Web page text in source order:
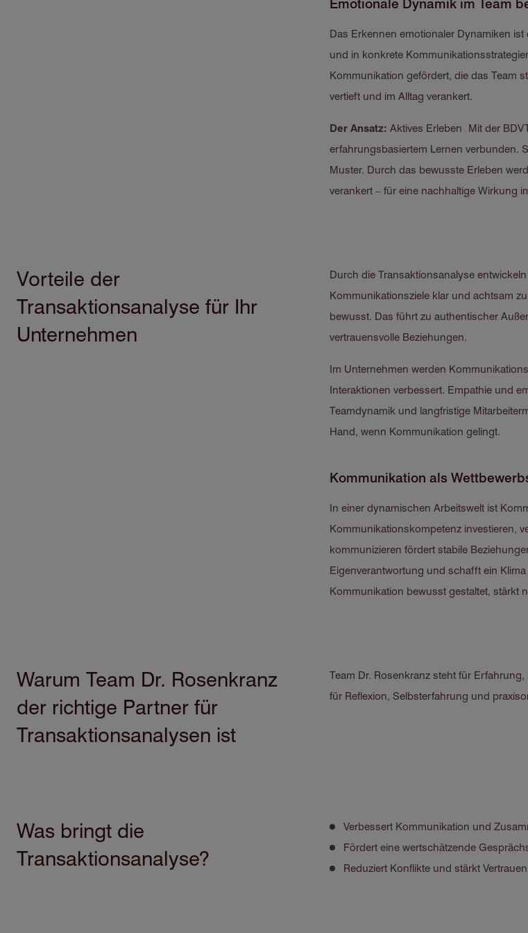
Das Erkennen emotionaler Dynamiken
und in konkrete
Kommunikation gefördert, die das Team
vertieft und im Alltag verankert.
Der Ansatz: Aktives Erleben Mit der
erfahrungsbasiertem Lernen verbunden.
Muster. Durch das bewusste Erleben
verankert – für eine nachhaltige Wirkung
Vorteile der
Transaktionsanalyse für Ihr
Unternehmen
Durch die Transaktionsanalyse
Kommunikationsziele klar und achtsam
bewusst. Das führt zu authentischer
vertrauensvolle Beziehungen.
Im Unternehmen werden
Interaktionen verbessert. Empathie und
Teamdynamik und langfristige
Hand, wenn Kommunikation gelingt.
Kommunikation als
In einer dynamischen Arbeitswelt ist
Kommunikationskompetenz investieren,
kommunizieren fördert stabile
Eigenverantwortung und schafft ein
Kommunikation bewusst gestaltet, stärkt
Warum Team Dr. Rosenkranz
der richtige Partner für
Transaktionsanalysen ist
Team Dr. Rosenkranz steht für
für Reflexion, Selbsterfahrung und
Was bringt die
Transaktionsanalyse?
Verbessert Kommunikation und
Fördert eine wertschätzende
Reduziert Konflikte und stärkt